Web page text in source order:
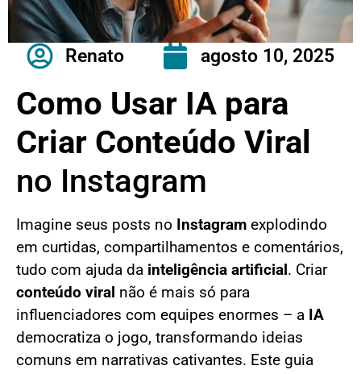
Renato agosto 10, 2025
Como Usar IA para
Criar Conteúdo Viral
no Instagram
Imagine seus posts no Instagram explodindo
em curtidas, compartilhamentos e comentários,
tudo com ajuda da inteligência artificial . Criar
conteúdo viral não é mais só para
influenciadores com equipes enormes – a IA
democratiza o jogo, transformando ideias
comuns em narrativas cativantes. Este guia